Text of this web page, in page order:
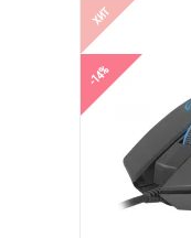
ХИТ
-14%